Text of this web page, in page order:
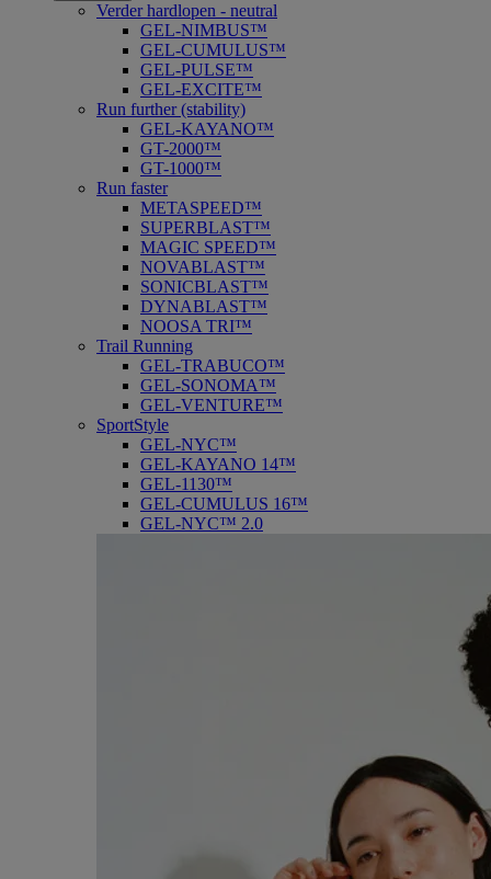
Verder hardlopen - neutral
GEL-NIMBUS™
GEL-CUMULUS™
GEL-PULSE™
GEL-EXCITE™
Run further (stability)
GEL-KAYANO™
GT-2000™
GT-1000™
Run faster
METASPEED™
SUPERBLAST™
MAGIC SPEED™
NOVABLAST™
SONICBLAST™
DYNABLAST™
NOOSA TRI™
Trail Running
GEL-TRABUCO™
GEL-SONOMA™
GEL-VENTURE™
SportStyle
GEL-NYC™
GEL-KAYANO 14™
GEL-1130™
GEL-CUMULUS 16™
GEL-NYC™ 2.0